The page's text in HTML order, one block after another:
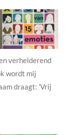
verhelderend
wordt mij
draagt: 'Vrij